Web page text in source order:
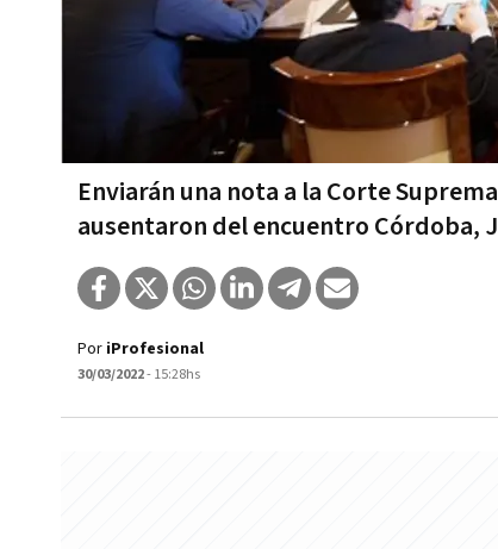
Enviarán una nota a la Corte
ausentaron del encuentro Córdoba,
Por iProfesional
30/03/2022- 15:28hs